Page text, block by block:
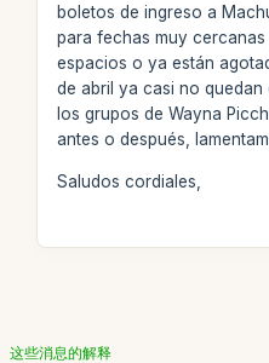
boletos de ingreso a
para fechas muy
espacios o ya están
de abril ya casi no
los grupos de Wayna
antes o después,
Saludos cordiales,
这些消息的解释